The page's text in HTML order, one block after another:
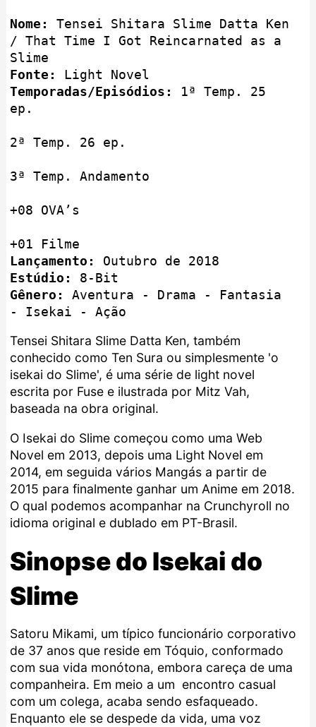
Nome:
Tensei Shitara Slime Datta Ken
/ That Time I Got Reincarnated as a
Fonte:
Temporadas/Episódios:
1ª Temp. 25
ep.
2ª Temp. 26 ep.
3ª Temp. Andamento
+08 OVA’s
Lançamento:
Estúdio:
Gênero:
Aventura - Drama - Fantasia
- Isekai - Ação
Tensei Shitara Slime Datta Ken, também
conhecido como Ten Sura ou simplesmente 'o
isekai do Slime', é uma série de light novel
escrita por Fuse e ilustrada por Mitz Vah,
baseada na obra original.
O Isekai do Slime começou como uma Web
Novel em 2013, depois uma Light Novel em
2014, em seguida vários Mangás a partir de
2015 para finalmente ganhar um Anime em 2018.
O qual podemos acompanhar na Crunchyroll no
idioma original e dublado em PT-Brasil.
Sinopse do Isekai do
Slime
Satoru Mikami, um típico funcionário corporativo
de 37 anos que reside em Tóquio, conformado
com sua vida monótona, embora careça de uma
companheira. Em meio a um encontro casual
com um colega, acaba sendo esfaqueado.
Enquanto ele se despede da vida, uma voz